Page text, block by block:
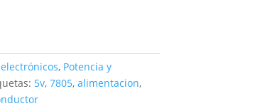
, Potencia y
5v, 7805, alimentacion,